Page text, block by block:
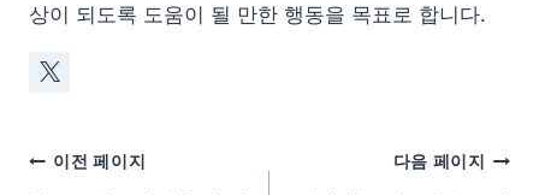
상이 되도록 도움이 될 만한 행동을 목표로 합니다.
이전 페이지 다음 페이지